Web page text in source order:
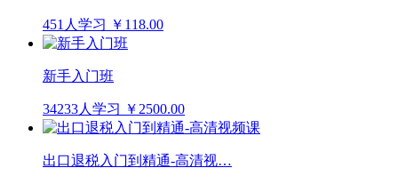
451人学习 ￥118.00
新手入门班
34233人学习 ￥2500.00
出口退税入门到精通-高清视…